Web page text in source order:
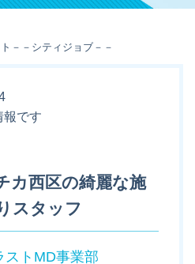
－－シティジョブ－－
です
カ西区の綺麗な施
スタッフ
ストMD事業部